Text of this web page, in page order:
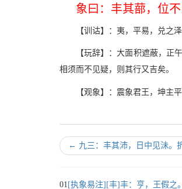
象曰：丰其蔀，位
【训诂】：夷，平易，兑之
【玩辞】：大面积遮蔽，正
相须而不见疑，则其行又吉矣。
【观象】：震象君王，坤主
← 九三：丰其沛，日中见沬。
01 [执象易注][丰]丰：亨，王假之